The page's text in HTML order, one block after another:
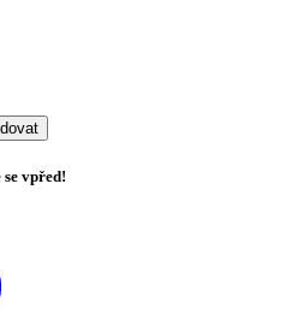
se vpřed!